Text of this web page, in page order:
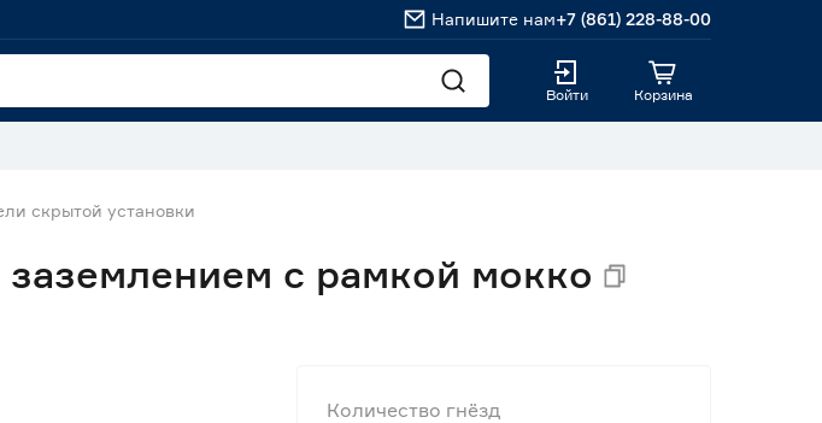
Напишите нам+7 (861) 228-88-00
Войти Корзина
скрытой установки
с рамкой мокко
Количество гнёзд